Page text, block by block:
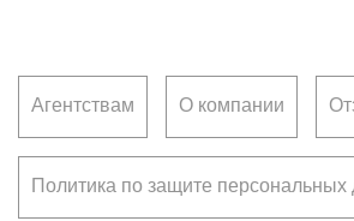
Агентствам О компании
Политика по защите